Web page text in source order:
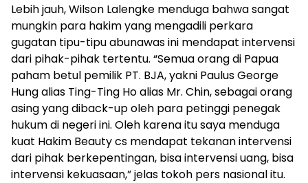
Lebih jauh, Wilson Lalengke menduga bahwa sangat
mungkin para hakim yang mengadili perkara
gugatan tipu-tipu abunawas ini mendapat intervensi
dari pihak-pihak tertentu. “Semua orang di Papua
paham betul pemilik PT. BJA, yakni Paulus George
Hung alias Ting-Ting Ho alias Mr. Chin, sebagai orang
asing yang diback-up oleh para petinggi penegak
hukum di negeri ini. Oleh karena itu saya menduga
kuat Hakim Beauty cs mendapat tekanan intervensi
dari pihak berkepentingan, bisa intervensi uang, bisa
intervensi kekuasaan,” jelas tokoh pers nasional itu.